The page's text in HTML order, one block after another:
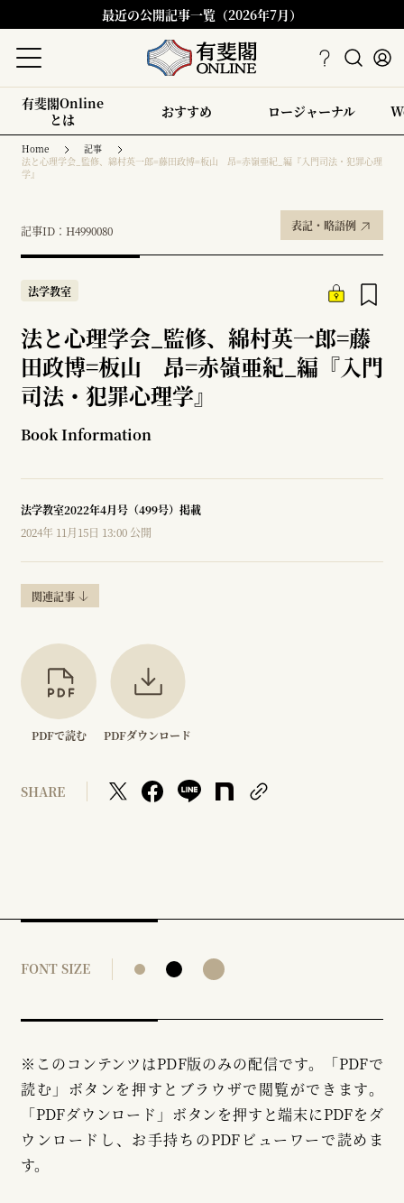
最近の公開記事一覧（2026年7月）
有斐閣Online
とは
おすすめ ロージャーナル
Home
記事
法と心理学会_監修、綿村英一郎=藤田政博=板山 昂=赤嶺亜紀_編『入門司法・犯罪心理
学』
記事ID：H4990080 表記・略語例
法学教室
法と心理学会_監修、綿村英一郎=藤
田政博=板山 昂=赤嶺亜紀_編『入門
司法・犯罪心理学』
Book Information
法学教室2022年4月号（499号）掲載
2024年 11月15日 13:00 公開
関連記事
PDFで読む PDFダウンロード
SHARE
FONT SIZE
※このコンテンツはPDF版のみの配信です。「PDFで
読む」ボタンを押すとブラウザで閲覧ができます。
「PDFダウンロード」ボタンを押すと端末にPDFをダ
ウンロードし、お手持ちのPDFビューワーで読めま
す。